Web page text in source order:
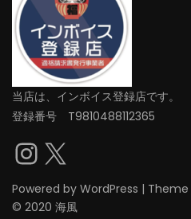
当店は、インボイス登録店です。
登録番号 T9810488112365
Instagram
X
Powered by WordPress | Theme
© 2020 海風